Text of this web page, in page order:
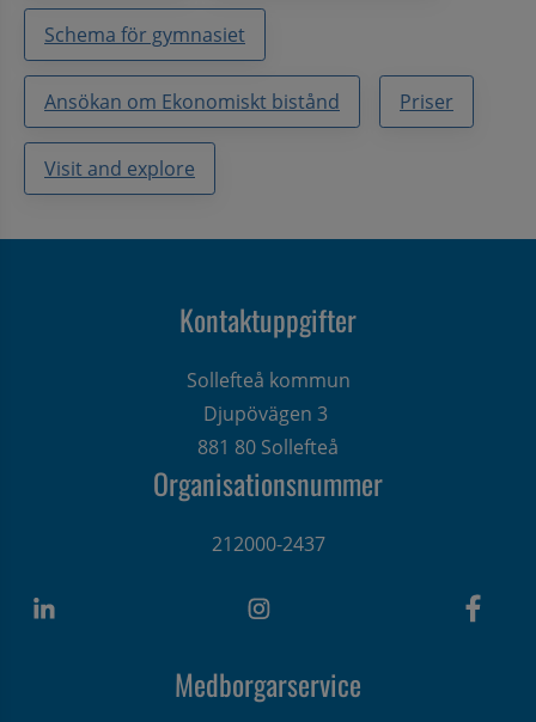
Schema för gymnasiet
Ansökan om Ekonomiskt bistånd Priser
Visit and explore
Kontaktuppgifter
Sollefteå kommun
Djupövägen 3
881 80 Sollefteå
Organisationsnummer
212000-2437
Medborgarservice